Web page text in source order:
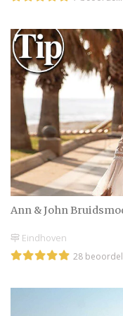
je nooit
Start jouw
Bij Trouwen.nl
de beste
(België) -
collecties en
persoonlijkheid
afspraak
werkelijkheid.
Ann & John
Eindhoven
28